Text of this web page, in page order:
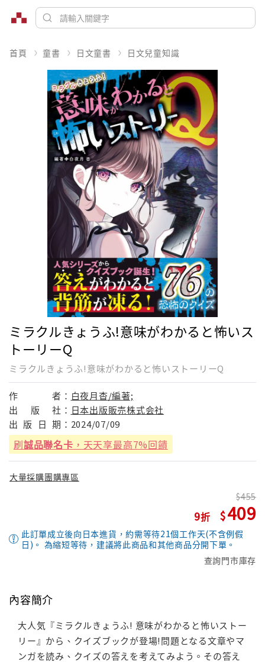
首頁 童書 日文童書 日文兒童知識
ミラクルきょうふ!意味がわかると怖いス
トーリーQ
ミラクルきょうふ!意味がわかると怖いストーリーQ
作 者： 白夜月杳/編著;
出
版 社： 日本出版販売株式会社
出 版 日 期： 2024/07/09
刷誠品聯名卡 ，天天享最高7%回饋
大量採購團購專區
9
455
409
此訂單成立後向日本進貨，約需等待21個工作天(不含例假
日)。 為縮短等待，建議將此商品和其他商品分開下單。
查詢門市庫存
內容簡介
大人気『ミラクルきょうふ! 意味がわかると怖いストー
リー』から、クイズブックが登場!問題となる文章やマ
ンガを読み、クイズの答えを考えてみよう。その答え